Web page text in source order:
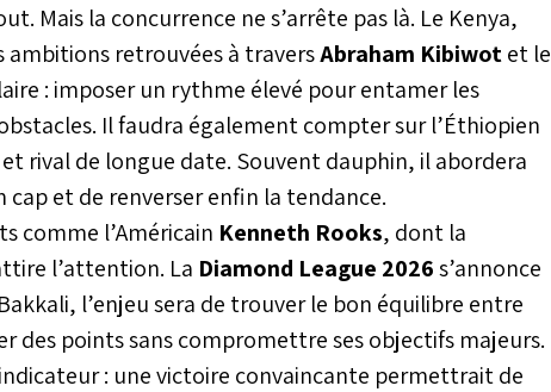
Mais la concurrence ne s’arrête pas là. Le Kenya,
retrouvées à traversAbraham Kibiwotet le
: imposer un rythme élevé pour entamer les
Il faudra également compter sur l’Éthiopien
rival de longue date. Souvent dauphin, il abordera
et de renverser enfin la tendance.
comme l’Américain Kenneth Rooks, dont la
l’attention. La Diamond League 2026s’annonce
l’enjeu sera de trouver le bon équilibre entre
des points sans compromettre ses objectifs majeurs.
: une victoire convaincante permettrait de